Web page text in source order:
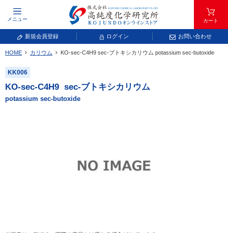
メニュー カート
新規会員登録 ログイン お問い合わせ
元素記号で検索する
元素周期表をタップすると、拡大表示されます。拡大した表から元素記号をタップ
し、一覧へ移動してください。
青色が取り扱い対象元素です。
HOME カリウム KO-sec-C4H9 sec-ブトキシカリウム potassium sec-butoxide
KK006
KO-sec-C4H9 sec-ブトキシカリウム
potassium sec-butoxide